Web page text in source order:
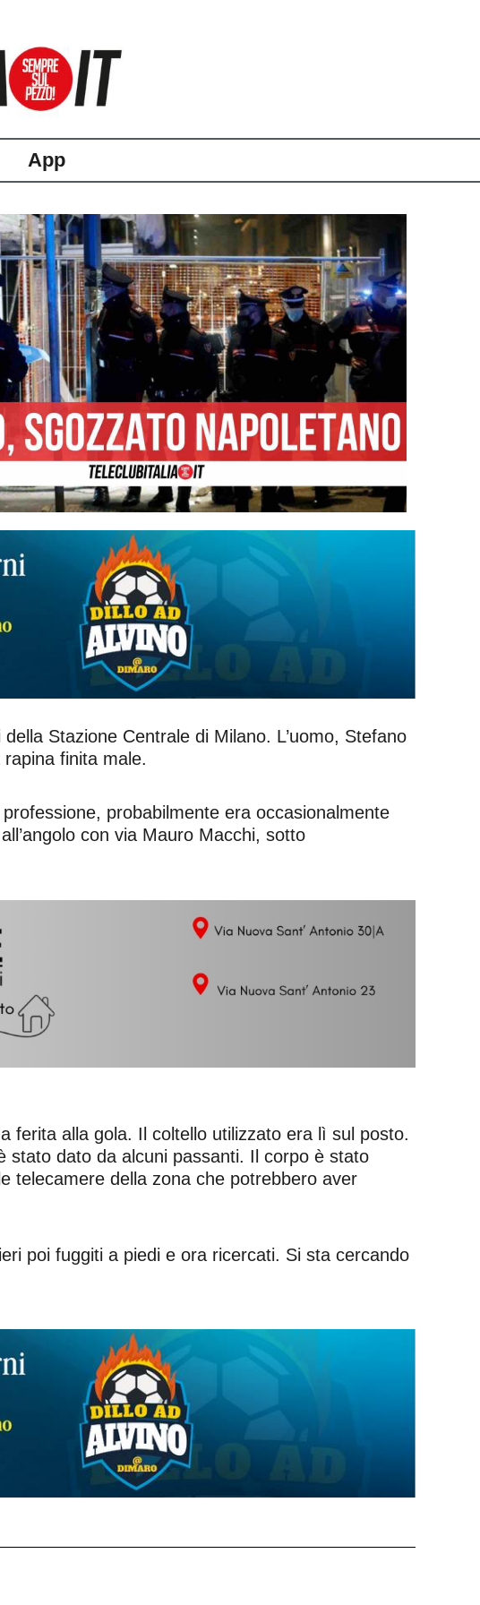
App
Stazione Centrale di Milano. L’uomo, Stefano
finita male.
probabilmente era occasionalmente
con via Mauro Macchi, sotto
ferita alla gola. Il coltello utilizzato era lì sul posto.
stato dato da alcuni passanti. Il corpo è stato
telecamere della zona che potrebbero aver
poi fuggiti a piedi e ora ricercati. Si sta cercando